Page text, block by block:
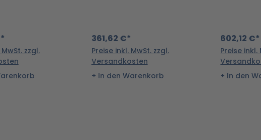
zzgl.
361,62 €*
Preise inkl. MwSt. zzgl.
Versandkosten
In den Warenkorb
602,12 €*
Preise inkl.
In den